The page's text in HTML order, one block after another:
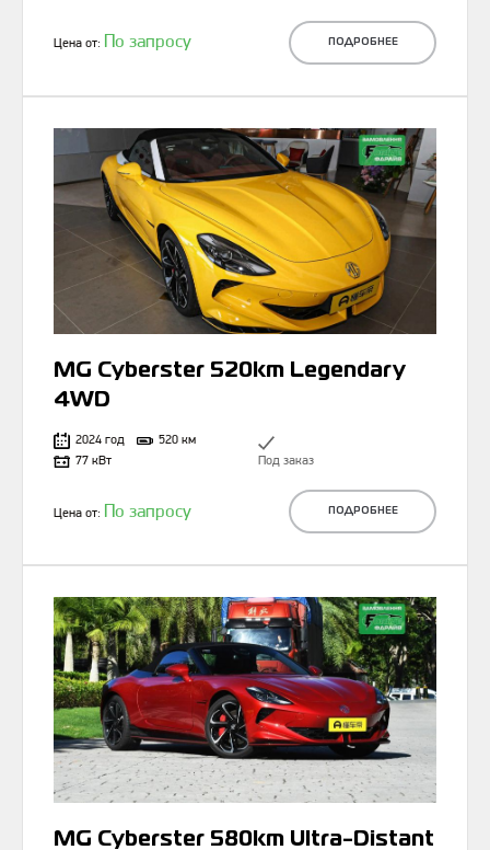
Цена от: По запросу ПОДРОБНЕЕ
MG Cyberster 520km Legendary
4WD
2024 год
520 км
77 кВт
Под заказ
Цена от: По запросу ПОДРОБНЕЕ
MG Cyberster 580km Ultra-Distant